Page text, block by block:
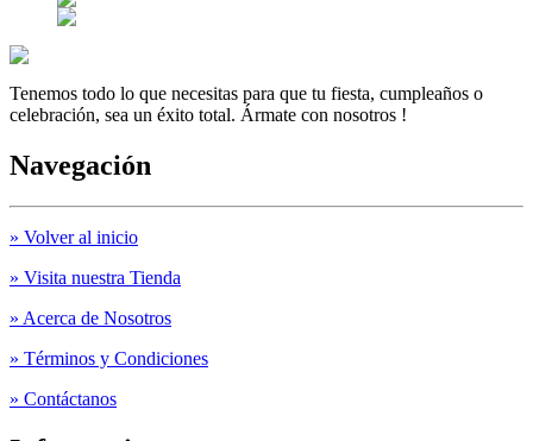
Tenemos todo lo que necesitas para que tu fiesta, cumpleaños o
celebración, sea un éxito total. Ármate con nosotros !
Navegación
» Volver al inicio
» Visita nuestra Tienda
» Acerca de Nosotros
» Términos y Condiciones
» Contáctanos